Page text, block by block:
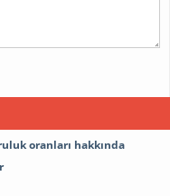
oranları hakkında